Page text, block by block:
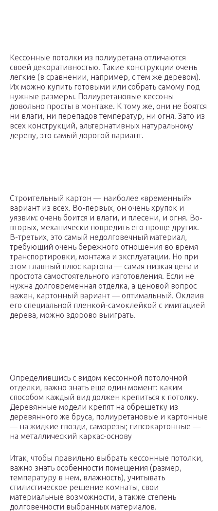
Кессонные потолки из полиуретана отличаются
своей декоративностью. Такие конструкции очень
легкие (в сравнении, например, с тем же деревом).
Их можно купить готовыми или собрать самому под
нужные размеры. Полиуретановые кессоны
довольно просты в монтаже. К тому же, они не боятся
ни влаги, ни перепадов температур, ни огня. Зато из
всех конструкций, альтернативных натуральному
дереву, это самый дорогой вариант.
Строительный картон — наиболее «временный»
вариант из всех. Во-первых, он очень хрупок и
уязвим: очень боится и влаги, и плесени, и огня. Во-
вторых, механически повредить его проще других.
В-третьих, это самый недолговечный материал,
требующий очень бережного отношения во время
транспортировки, монтажа и эксплуатации. Но при
этом главный плюс картона — самая низкая цена и
простота самостоятельного изготовления. Если не
нужна долговременная отделка, а ценовой вопрос
важен, картонный вариант — оптимальный. Оклеив
его специальной пленкой-самоклейкой с имитацией
дерева, можно здорово выиграть.
Определившись с видом кессонной потолочной
отделки, важно знать еще один момент: каким
способом каждый вид должен крепиться к потолку.
Деревянные модели крепят на обрешетку из
деревянного же бруса, полиуретановые и картонные
— на жидкие гвозди, саморезы; гипсокартонные —
на металлический каркас-основу
Итак, чтобы правильно выбрать кессонные потолки,
важно знать особенности помещения (размер,
температуру в нем, влажность), учитывать
стилистическое решение комнаты, свои
материальные возможности, а также степень
долговечности выбранных материалов.